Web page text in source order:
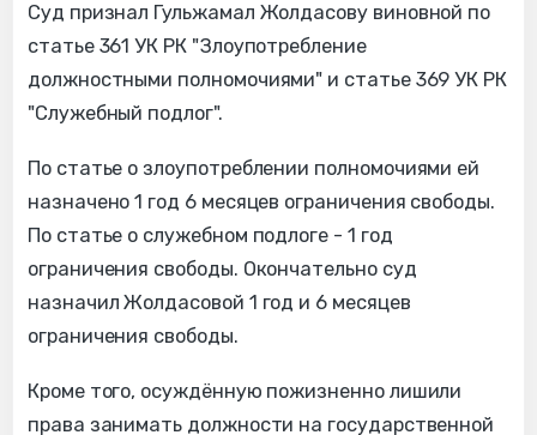
Суд признал Гульжамал Жолдасову виновной по
статье 361 УК РК "Злоупотребление
должностными полномочиями" и статье 369 УК РК
"Служебный подлог".
По статье о злоупотреблении полномочиями ей
назначено 1 год 6 месяцев ограничения свободы.
По статье о служебном подлоге - 1 год
ограничения свободы. Окончательно суд
назначил Жолдасовой 1 год и 6 месяцев
ограничения свободы.
Кроме того, осуждённую пожизненно лишили
права занимать должности на государственной